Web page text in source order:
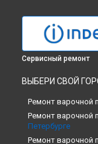
Сервисный ремонт
ВЫБЕРИ СВОЙ
Ремонт варочной
Ремонт варочной
Петербурге
Ремонт варочной